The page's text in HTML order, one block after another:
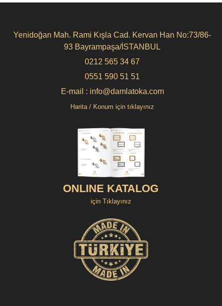
Yenidoğan Mah. Rami Kışla Cad. Kervan Han No:73/86-
93 Bayrampaşa/İSTANBUL
0212 565 34 67
0551 590 51 51
E-mail : info@damlatoka.com
Harita / Konum için tıklayınız
ONLINE KATALOG
için Tıklayınız